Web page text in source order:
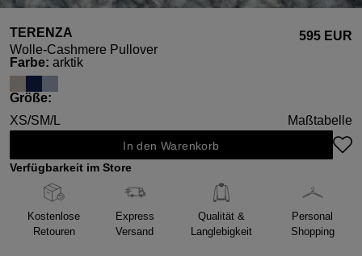
TERENZA
Wolle-Cashmere Pullover
595 EUR
Farbeauswählen
: arktik
Größeauswählen
:
XS/SM/L Maßtabelle
In den Warenkorb
Verfügbarkeit im Store
Kostenlose
Retouren
Express
Versand
Qualität &
Langlebigkeit
Personal
Shopping